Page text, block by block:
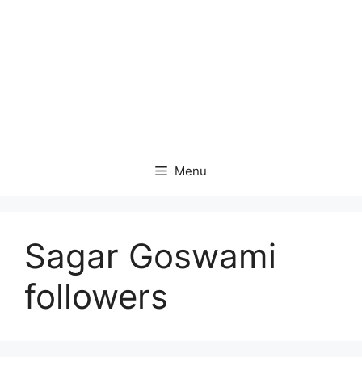
Menu
Sagar Goswami
followers